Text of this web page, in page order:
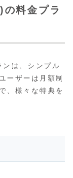
料金プラ
は、シンプル
ーザーは月額制
、様々な特典を